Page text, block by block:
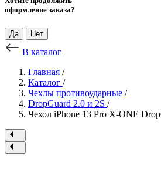
оформление заказа?
Да Нет
В каталог
Главная /
Каталог /
Чехлы противоударные /
DropGuard 2.0 и 2S /
Чехол iPhone 13 Pro X-ONE